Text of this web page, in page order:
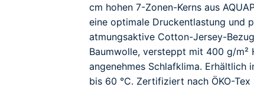
cm hohen 7-Zonen-Kerns aus
eine optimale Druckentlastung und
atmungsaktive Cotton-Jersey-
Baumwolle, versteppt mit 400 g/m²
angenehmes Schlafklima. Erhältlich
bis 60 °C. Zertifiziert nach ÖKO-